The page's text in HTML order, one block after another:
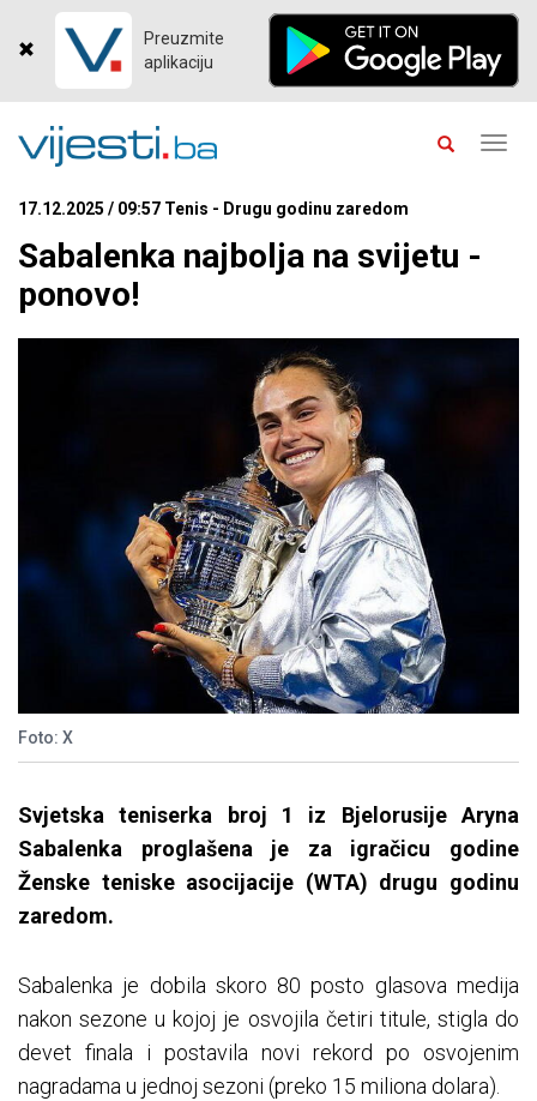
Preuzmite
aplikaciju
17.12.2025 / 09:57 Tenis - Drugu godinu zaredom
Sabalenka najbolja na svijetu -
ponovo!
Foto: X
Svjetska teniserka broj 1 iz Bjelorusije Aryna
Sabalenka proglašena je za igračicu godine
Ženske teniske asocijacije (WTA) drugu godinu
zaredom.
Sabalenka je dobila skoro 80 posto glasova medija
nakon sezone u kojoj je osvojila četiri titule, stigla do
devet finala i postavila novi rekord po osvojenim
nagradama u jednoj sezoni (preko 15 miliona dolara).